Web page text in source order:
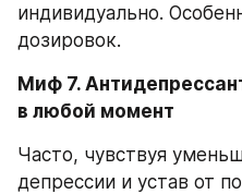
индивидуально.
дозировок.
Миф 7.
в любой момент
Часто, чувствуя
депрессии и устав от